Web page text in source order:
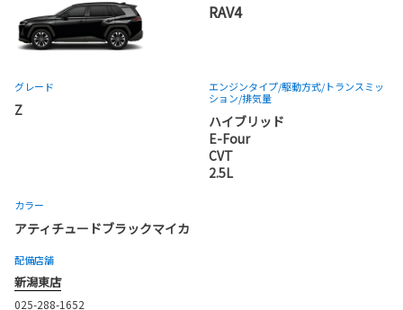
RAV4
グレード
Z
エンジンタイプ/駆動方式/トランスミッ
ション/排気量
ハイブリッド
E-Four
CVT
2.5L
カラー
アティチュードブラックマイカ
配備店舗
新潟東店
025-288-1652